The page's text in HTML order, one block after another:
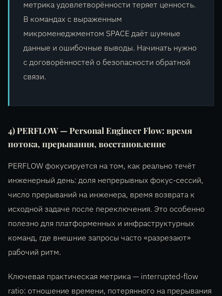
метрика удовлетворённости теряет ценность.
В командах с выраженным
микроменеджментом SPACE даёт шумные
данные и ошибочные выводы. Начинать нужно
с договорённостей о безопасности обратной
связи.
4) PERFLOW — Personal Engineer Flow: время
потока, прерывания, восстановление
PERFLOW фокусируется на том, как реально течёт
инженерный день: доля непрерывных фокус-сессий,
число прерываний на инженера, время возврата к
исходной задаче после переключения. Это особенно
полезно для платформенных и инфраструктурных
команд, где внешние запросы часто «разрезают»
рабочий ритм.
Ключевая практическая метрика — interrupted-flow
ratio: отношение времени, потерянного на прерывания